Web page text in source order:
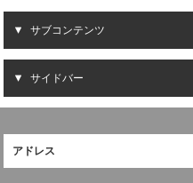
サブコンテンツ
サイドバー
アドレス